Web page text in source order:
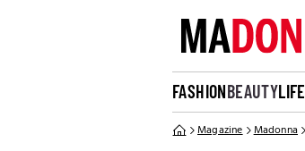
FASHIONBEAUTYLIFE
Magazine Madonna